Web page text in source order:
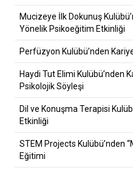
Mucizeye İlk Dokunuş
Yönelik Psikoeğitim Etkinliği
Perfüzyon Kulübü’nden
Haydi Tut Elimi Kulübü’nden
Psikolojik Söyleşi
Dil ve Konuşma Terapisi
Etkinliği
STEM Projects Kulübü’nden
Eğitimi